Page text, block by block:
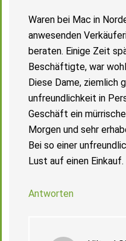
Waren bei Mac in
anwesenden
beraten. Einige Zeit
Beschäftigte, war
Diese Dame, ziemlich
unfreundlichkeit in
Geschäft ein
Morgen und sehr
Bei so einer
Lust auf einen Einkauf.
Antworten